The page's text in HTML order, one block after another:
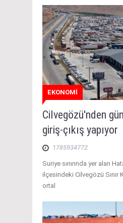
EKONOMİ
Cilvegözü'nden
giriş-çıkış yapıyor
1785934772
Suriye sınırında yer alan
ilçesindeki Cilvegözü Sınır
ortal